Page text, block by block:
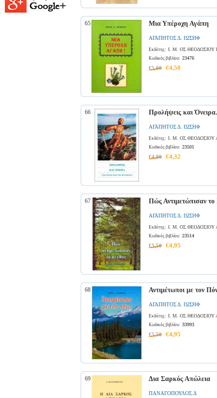
65 Μια Υπέροχη Αγάπη
ΑΓΑΠΗΤΟΣ Δ. ΙΩΣΗΦ
Εκδότης: Ι. Μ. ΟΣ.ΘΕΟΔΟΣΙΟΥ
Κωδικός βιβλίου: 23476
€5,00 €4,50
66 Προλήψεις και
ΑΓΑΠΗΤΟΣ Δ. ΙΩΣΗΦ
Εκδότης: Ι. Μ. ΟΣ.ΘΕΟΔΟΣΙΟΥ
Κωδικός βιβλίου: 23501
€4,80 €4,32
67 Πώς Αντιμετώπισαν το
ΑΓΑΠΗΤΟΣ Δ. ΙΩΣΗΦ
Εκδότης: Ι. Μ. ΟΣ.ΘΕΟΔΟΣΙΟΥ
Κωδικός βιβλίου: 23514
€5,50 €4,95
68 Αντιμέτωποι με τον
ΑΓΑΠΗΤΟΣ Δ. ΙΩΣΗΦ
Εκδότης: Ι. Μ. ΟΣ.ΘΕΟΔΟΣΙΟΥ
Κωδικός βιβλίου: 33993
€5,50 €4,95
69 Δια Σαρκός Απώλεια
ΠΑΝΑΓΟΠΟΥΛΟΣ.Δ